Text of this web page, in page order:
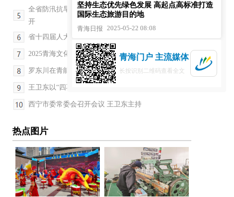
全省防汛抗旱暨防灾避险人员转移工作交流视频会议召
开
省十四届人大常委会第十五次会议举行 吴晓军主持第...
2025青海文化旅游节开幕 罗东川致辞并宣布开幕
罗东川在青能集团调研座谈时强调 以学习教育实际成...
王卫东以“四不两直”方式巡河并督导河湖长制落实...
西宁市委常委会召开会议 王卫东主持
热点图片
坚持生态优先绿色发展 高起点高标准打造
国际生态旅游目的地
青海日报 2025-05-22 08:08
青海门户 主流媒体
长按识别二维码查看全文